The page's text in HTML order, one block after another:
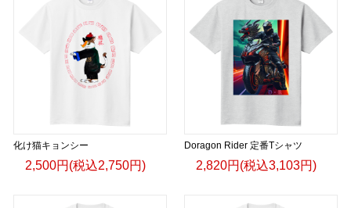
化け猫キョンシー
2,500円(税込2,750円)
Doragon Rider 定番Tシャツ
2,820円(税込3,103円)